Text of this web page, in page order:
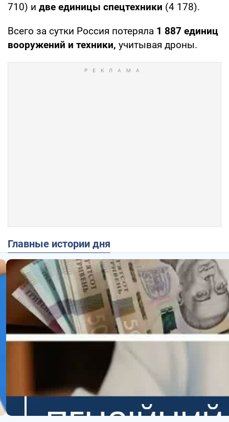
710) и две единицы спецтехники (4 178).
Всего за сутки Россия потеряла 1 887 единиц
вооружений и техники, учитывая дроны.
Главные истории дня